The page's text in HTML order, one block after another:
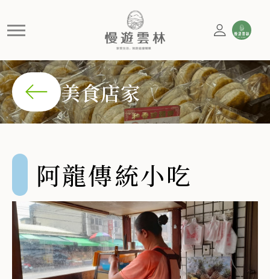
24小時營業的傳統小吃店，以碗粿、魯肉飯聞名
美食店家
阿龍傳統小吃